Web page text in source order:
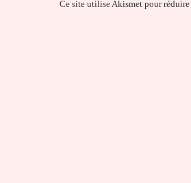
Ce site utilise Akismet pour